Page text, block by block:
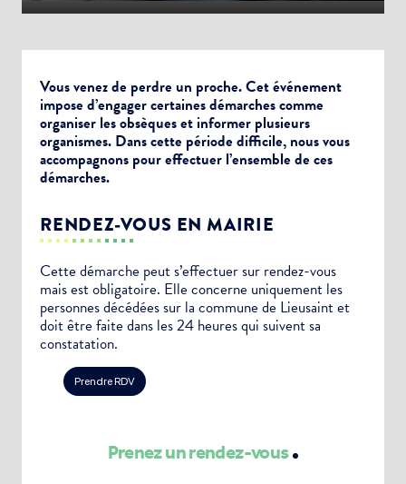
Vous venez de perdre un proche. Cet événement
impose d’engager certaines démarches comme
organiser les obsèques et informer plusieurs
organismes. Dans cette période difficile, nous vous
accompagnons pour effectuer l’ensemble de ces
démarches.
RENDEZ-VOUS EN MAIRIE
Cette démarche peut s’effectuer sur rendez-vous
mais est obligatoire. Elle concerne uniquement les
personnes décédées sur la commune de Lieusaint et
doit être faite dans les 24 heures qui suivent sa
constatation.